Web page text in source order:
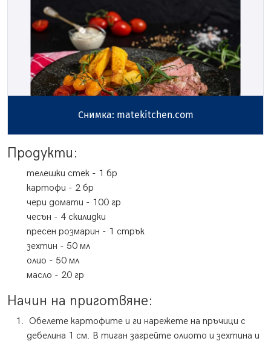
Снимка: matekitchen.com
Продукти:
телешки стек - 1 бр
картофи - 2 бр
чери домати - 100 гр
чесън - 4 скилидки
пресен розмарин - 1 стрък
зехтин - 50 мл
олио - 50 мл
масло - 20 гр
Начин на приготвяне:
Обелете картофите и ги нарежете на пръчици с
дебелина 1 см. В тиган загрейте олиото и зехтина и